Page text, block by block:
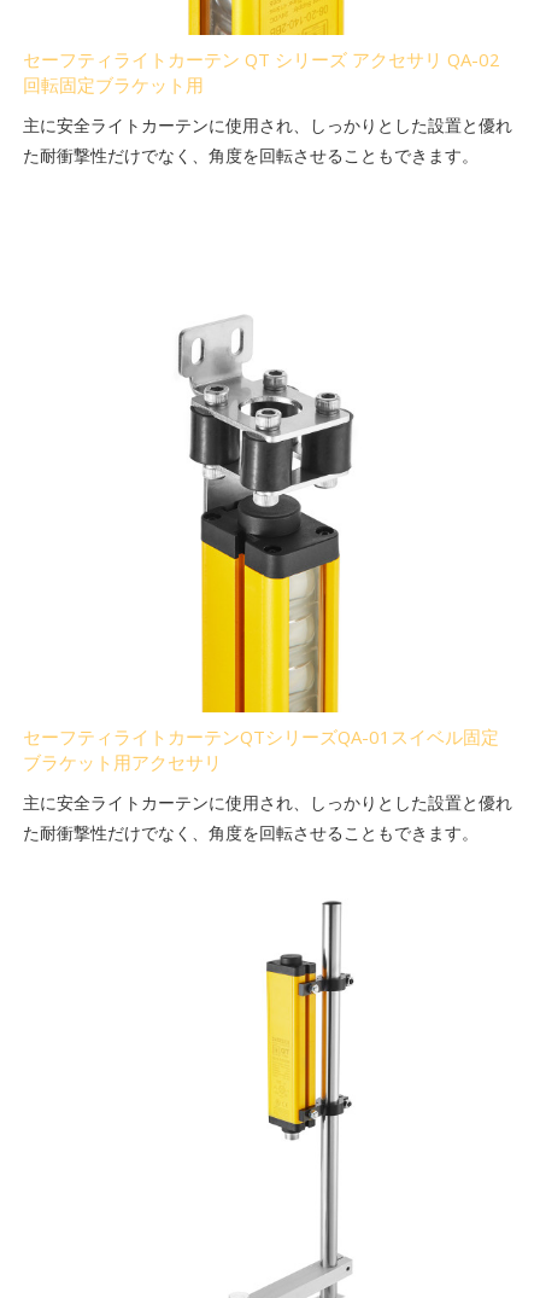
セーフティライトカーテン QT シリーズ アクセサリ QA-02
回転固定ブラケット用
主に安全ライトカーテンに使用され、しっかりとした設置と優れ
た耐衝撃性だけでなく、角度を回転させることもできます。
セーフティライトカーテンQTシリーズQA-01スイベル固定
ブラケット用アクセサリ
主に安全ライトカーテンに使用され、しっかりとした設置と優れ
た耐衝撃性だけでなく、角度を回転させることもできます。